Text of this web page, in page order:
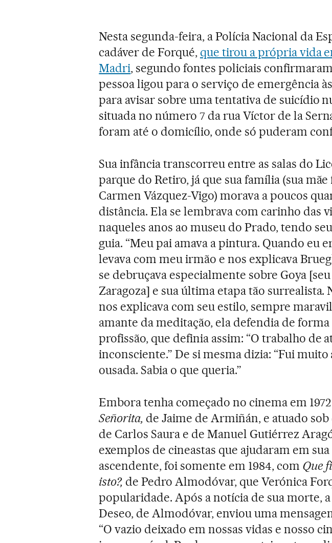
Nesta segunda-feira, a Polícia Nacional da
cadáver de Forqué, que tirou a própria vida
Madri, segundo fontes policiais
pessoa ligou para o serviço de emergência
para avisar sobre uma tentativa de suicídio
situada no número 7 da rua Víctor de la
foram até o domicílio, onde só puderam
Sua infância transcorreu entre as salas do
parque do Retiro, já que sua família (sua
Carmen Vázquez-Vigo) morava a poucos
distância. Ela se lembrava com carinho das
naqueles anos ao museu do Prado, tendo
guia. “Meu pai amava a pintura. Quando eu
levava com meu irmão e nos explicava
se debruçava especialmente sobre Goya
Zaragoza] e sua última etapa tão surrealista.
nos explicava com seu estilo, sempre
amante da meditação, ela defendia de forma
profissão, que definia assim: “O trabalho de
inconsciente.” De si mesma dizia: “Fui
ousada. Sabia o que queria.”
Embora tenha começado no cinema em
Señorita, de Jaime de Armiñán, e atuado
de Carlos Saura e de Manuel Gutiérrez
exemplos de cineastas que ajudaram em
ascendente, foi somente em 1984, com Que
isto?, de Pedro Almodóvar, que Verónica
popularidade. Após a notícia de sua morte,
Deseo, de Almodóvar, enviou uma
“O vazio deixado em nossas vidas e nosso